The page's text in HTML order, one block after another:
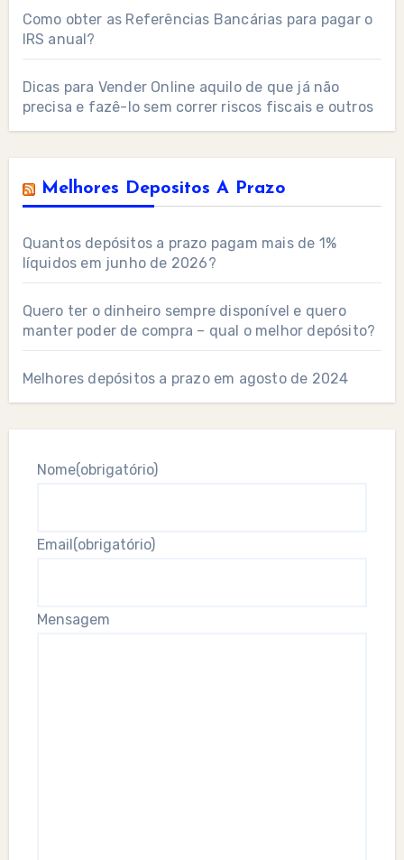
Como obter as Referências Bancárias para pagar o
IRS anual?
Dicas para Vender Online aquilo de que já não
precisa e fazê-lo sem correr riscos fiscais e outros
Melhores Depositos A Prazo
Quantos depósitos a prazo pagam mais de 1%
líquidos em junho de 2026?
Quero ter o dinheiro sempre disponível e quero
manter poder de compra – qual o melhor depósito?
Melhores depósitos a prazo em agosto de 2024
Nome(obrigatório)
Email(obrigatório)
Mensagem